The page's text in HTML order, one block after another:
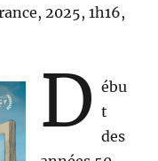
2025, 1h16,
D ébu
t
des